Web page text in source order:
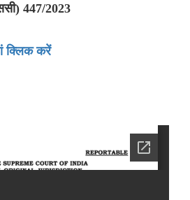
447/2023
क्लिक करें